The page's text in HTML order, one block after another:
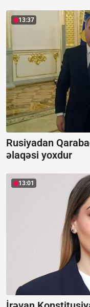
13:37
Rusiyadan
əlaqəsi yoxdur
13:01